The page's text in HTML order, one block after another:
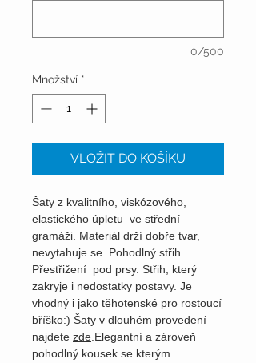
0/500
Množství *
VLOŽIT DO KOŠÍKU
Šaty z kvalitního, viskózového,
elastického úpletu ve střední
gramáži. Materiál drží dobře tvar,
nevytahuje se. Pohodlný střih.
Přestřižení pod prsy. Střih, který
zakryje i nedostatky postavy. Je
vhodný i jako těhotenské pro rostoucí
bříško:) Šaty v dlouhém provedení
najdete zde.Elegantní a zároveň
pohodlný kousek se kterým